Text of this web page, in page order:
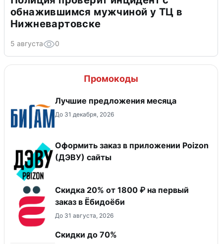
обнажившимся мужчиной у ТЦ в
Нижневартовске
5 августа 0
Промокоды
Лучшие предложения месяца
До 31 декабря, 2026
Оформить заказ в приложении Poizon
(ДЭВУ) сайты
Скидка 20% от 1800 ₽ на первый
заказ в Ёбидоёби
До 31 августа, 2026
Скидки до 70%